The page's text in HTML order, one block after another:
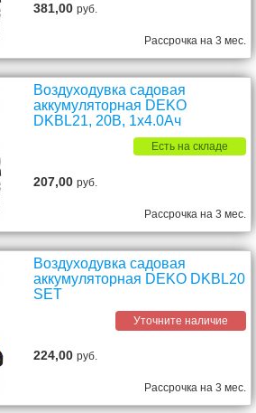
381,00руб.
Рассрочка на 3 мес.
Воздуходувка садовая
аккумуляторная DEKO
DKBL21, 20В, 1x4.0Ач
Есть на складе
207,00руб.
Рассрочка на 3 мес.
Воздуходувка садовая
аккумуляторная DEKO DKBL20
SET
Уточните наличие
224,00руб.
Рассрочка на 3 мес.